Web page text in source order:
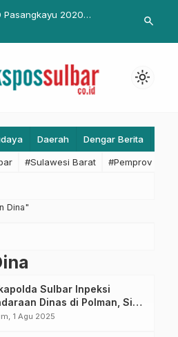
Pasangkayu 2020
Suksekan
Miliar
search
light_mode
Daerah Dengar Berita
#Sulawesi Barat #Pemprov
Dina"
Sulbar Inpeksi
Dinas di Polman, Siap
Pelayanan Publik
1 Agu 2025